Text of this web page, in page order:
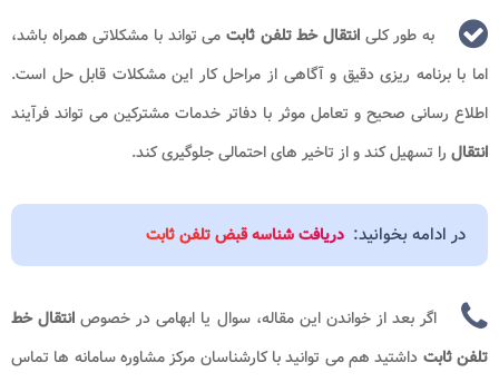
به طور کلی انتقال خط تلفن ثابت می‌ تواند با مشکلاتی همراه باشد،
اما با برنامه ‌ریزی دقیق و آگاهی از مراحل کار این مشکلات قابل حل است.
اطلاع ‌رسانی صحیح و تعامل موثر با دفاتر خدمات مشترکین می ‌تواند فرآیند
انتقال را تسهیل کند و از تاخیر های احتمالی جلوگیری کند.
در ادامه بخوانید: دریافت شناسه قبض تلفن ثابت
اگر بعد از خواندن این مقاله، سوال یا ابهامی در خصوصانتقال خط
تلفن ثابت داشتید هم می توانید با کارشناسان مرکز مشاوره سامانه ها تماس